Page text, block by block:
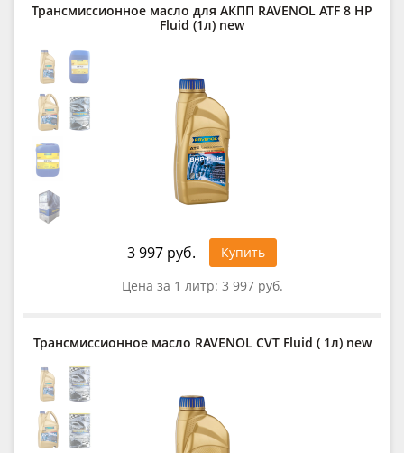
Трансмиссионное масло для АКПП RAVENOL ATF 8 HP
Fluid (1л) new
3 997 руб.
Купить
Цена за 1 литр: 3 997 руб.
Трансмиссионное масло RAVENOL CVT Fluid ( 1л) new